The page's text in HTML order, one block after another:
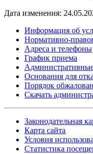
Дата изменения:
Информация об
Нормативно-
Адреса и телефоны
График приема
Основания для
Порядок
Скачать
Законодательная
Карта сайта
Условия
Статистика